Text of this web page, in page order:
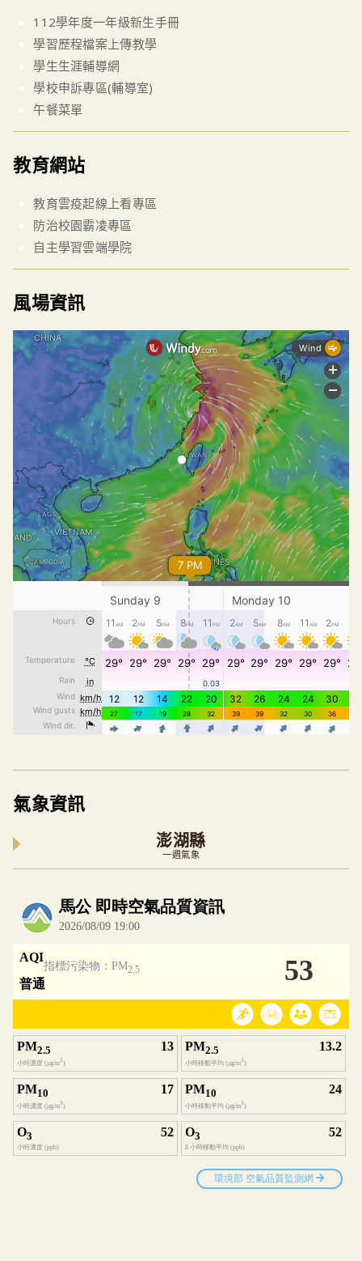
112學年度一年級新生手冊
學習歷程檔案上傳教學
學生生涯輔導網
學校申訴專區(輔導室)
午餐菜單
教育網站
教育雲疫起線上看專區
防治校園霸凌專區
自主學習雲端學院
風場資訊
氣象資訊
澎湖縣
一週氣象
內嵌空氣品質小工具為視覺預覽，完整即時空